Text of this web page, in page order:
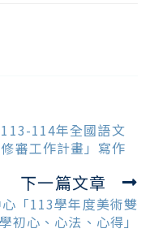
114年全國語文
審工作計畫」寫作
下一篇文章
「113學年度美術雙
初心、心法、心得」